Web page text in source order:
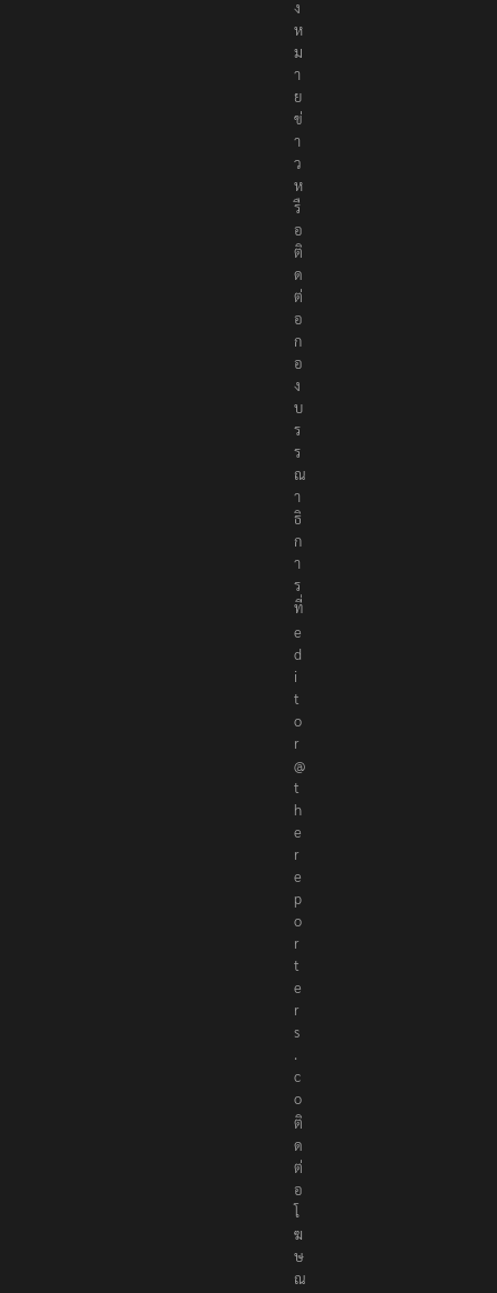
แ
จ้
ง
ห
ม
า
ย
ข่
า
ว
ห
รื
อ
ติ
ด
ต่
อ
ก
อ
ง
บ
ร
ร
ณ
า
ธิ
ก
า
ร
ที่
e
d
i
t
o
r
@
t
h
e
r
e
p
o
r
t
e
r
s
.
c
o
ติ
ด
ต่
อ
โ
ฆ